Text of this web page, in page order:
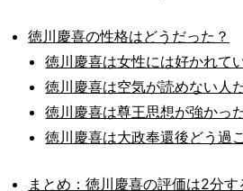
徳川慶喜の性格はどうだった？
徳川慶喜は女性には好かれて
徳川慶喜は空気が読めない人
徳川慶喜は尊王思想が強かっ
徳川慶喜は大政奉還後どう過
まとめ：徳川慶喜の評価は2分